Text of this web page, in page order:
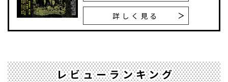
詳しく見る
レビューランキング